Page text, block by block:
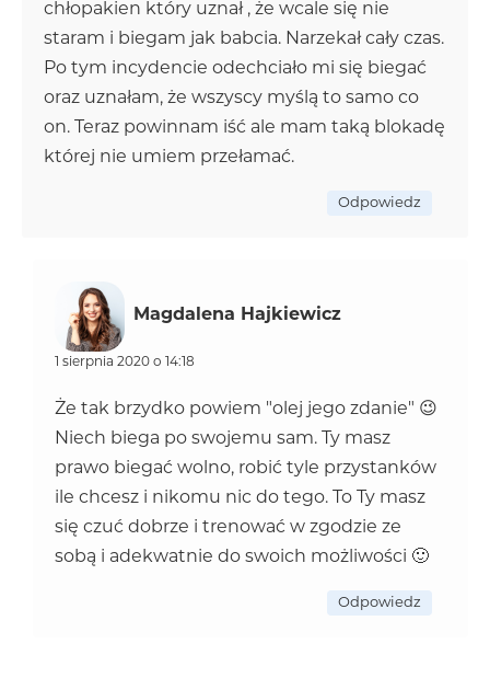
chłopakien który uznał , że wcale się nie
staram i biegam jak babcia. Narzekał cały czas.
Po tym incydencie odechciało mi się biegać
oraz uznałam, że wszyscy myślą to samo co
on. Teraz powinnam iść ale mam taką blokadę
której nie umiem przełamać.
Odpowiedz
Magdalena Hajkiewicz
1 sierpnia 2020 o 14:18
Że tak brzydko powiem "olej jego zdanie" 😉
Niech biega po swojemu sam. Ty masz
prawo biegać wolno, robić tyle przystanków
ile chcesz i nikomu nic do tego. To Ty masz
się czuć dobrze i trenować w zgodzie ze
sobą i adekwatnie do swoich możliwości 🙂
Odpowiedz